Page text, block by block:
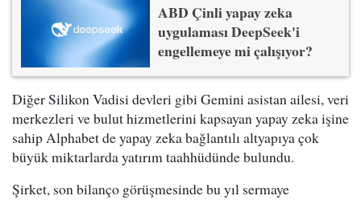
ABD Çinli yapay zeka
uygulaması DeepSeek'i
engellemeye mi çalışıyor?
Diğer Silikon Vadisi devleri gibi Gemini asistan ailesi, veri
merkezleri ve bulut hizmetlerini kapsayan yapay zeka işine
sahip Alphabet de yapay zeka bağlantılı altyapıya çok
büyük miktarlarda yatırım taahhüdünde bulundu.
Şirket, son bilanço görüşmesinde bu yıl sermaye